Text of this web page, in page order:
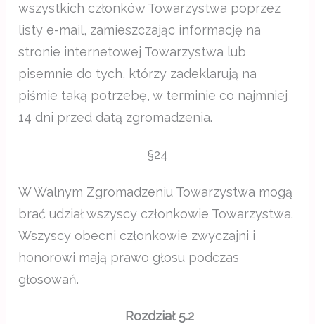
wszystkich członków Towarzystwa poprzez
listy e-mail, zamieszczając informację na
stronie internetowej Towarzystwa lub
pisemnie do tych, którzy zadeklarują na
piśmie taką potrzebę, w terminie co najmniej
14 dni przed datą zgromadzenia.
§24
W Walnym Zgromadzeniu Towarzystwa mogą
brać udział wszyscy członkowie Towarzystwa.
Wszyscy obecni członkowie zwyczajni i
honorowi mają prawo głosu podczas
głosowań.
Rozdział 5.2